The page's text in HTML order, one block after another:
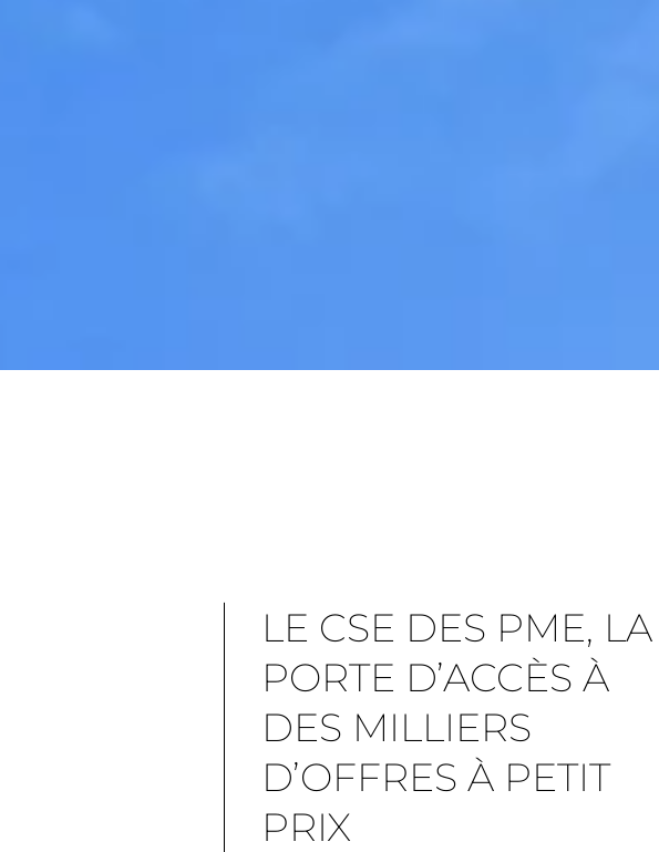
LE CSE DES PME, LA
PORTE D’ACCÈS À
DES MILLIERS
D’OFFRES À PETIT
PRIX